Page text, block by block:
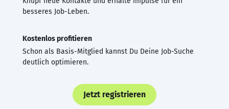
besseres Job-Leben.
Kostenlos profitieren
Schon als Basis-Mitglied kannst Du Deine Job-Suche
deutlich optimieren.
Jetzt registrieren